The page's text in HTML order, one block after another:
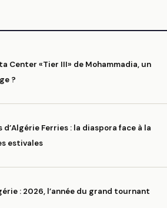
Center «Tier III» de Mohammadia, un
?
d’Algérie Ferries : la diaspora face à la
estivales
: 2026, l’année du grand tournant